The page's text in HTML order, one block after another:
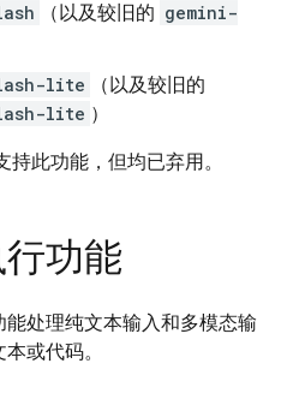
（以及较旧的 gemini-
lite （以及较旧的
lite ）
持此功能，但均已弃用。
功能
处理纯文本输入和多模态输
或代码。